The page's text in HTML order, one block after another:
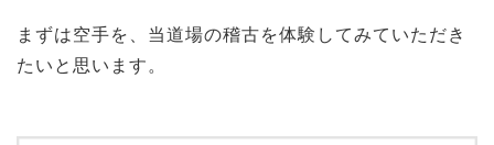
まずは空手を、当道場の稽古を体験してみていただき
たいと思います。